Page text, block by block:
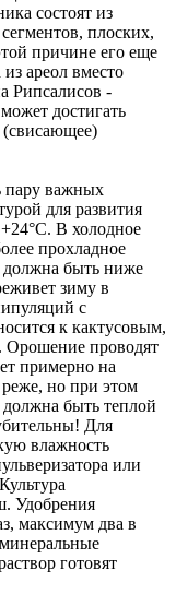
состоят из
плоских,
причине его еще
ареол вместо
Рипсалисов -
достигать
(свисающее)
пару важных
для развития
+24°С. В холодное
прохладное
должна быть ниже
зиму в
с
к кактусовым,
Орошение проводят
примерно на
но при этом
быть теплой
Для
влажность
или
Удобрения
максимум два в
готовят